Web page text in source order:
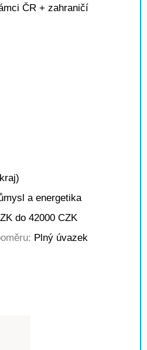
ČR + zahraničí
a energetika
do 42000 CZK
Plný úvazek